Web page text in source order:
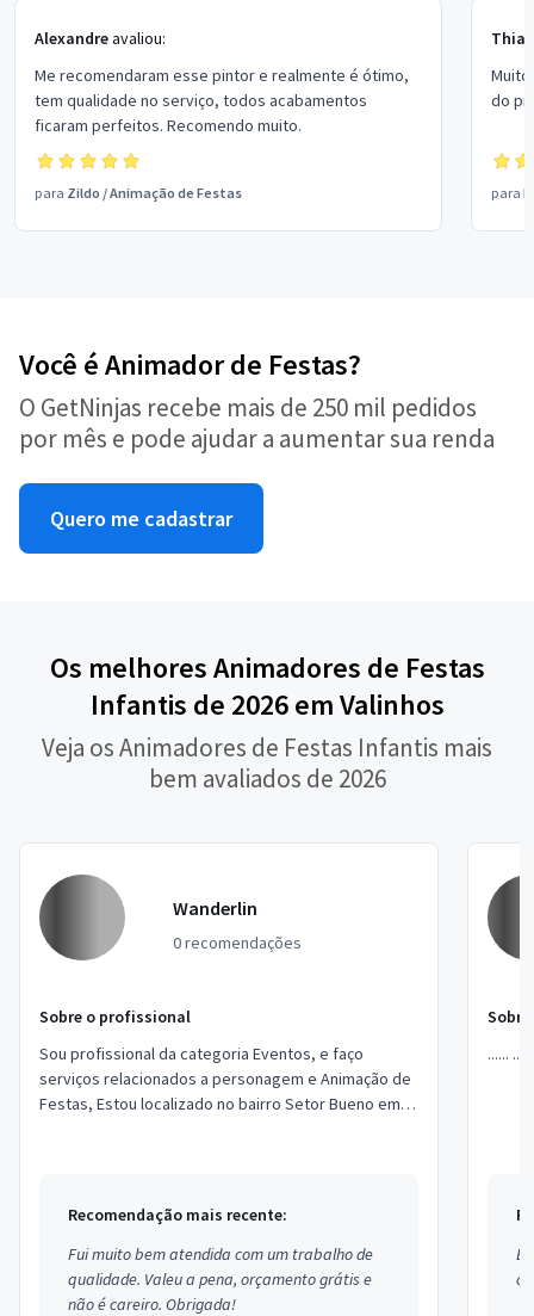
Alexandreavaliou:
Me recomendaram esse pintor e realmente é ótimo,
tem qualidade no serviço, todos acabamentos
ficaram perfeitos. Recomendo muito.
para Zildo /Animação de Festas
do
para
Você é Animador de Festas?
O GetNinjas recebe mais de 250 mil pedidos
por mês e pode ajudar a aumentar sua renda
Quero me cadastrar
Os melhores Animadores de Festas
Infantis de 2026 em Valinhos
Veja os Animadores de Festas Infantis mais
bem avaliados de 2026
Wanderlin
0 recomendações
Sobre o profissional
Sou profissional da categoria Eventos, e faço
serviços relacionados a personagem e Animação de
Festas, Estou localizado no bairro Setor Bueno em
Recomendação mais recente:
Fui muito bem atendida com um trabalho de
qualidade. Valeu a pena, orçamento grátis e
não é careiro. Obrigada!
......